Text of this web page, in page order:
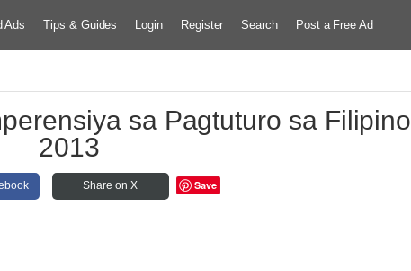
Ads Tips & Guides Login Register Search Post a Free Ad
sa Pagtuturo sa Filipino
2013
Share on X Save